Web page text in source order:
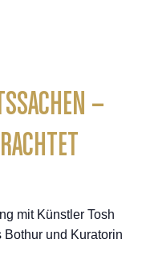
–
mit Künstler Tosh
Bothur und Kuratorin